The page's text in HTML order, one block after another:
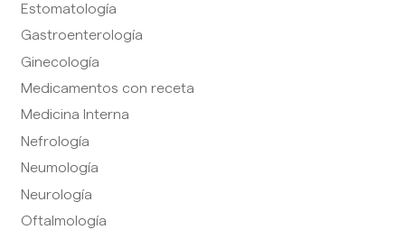
Estomatología
Gastroenterología
Ginecología
Medicamentos con receta
Medicina Interna
Nefrología
Neumología
Neurología
Oftalmología